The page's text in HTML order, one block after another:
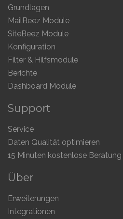
Grundlagen
MailBeez Module
SiteBeez Module
Konfiguration
Filter & Hilfsmodule
Berichte
Dashboard Module
Support
Service
Daten Qualität optimieren
15 Minuten kostenlose Beratung
Über
Erweiterungen
Integrationen